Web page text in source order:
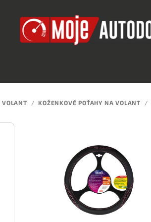
VOLANT / KOŽENKOVÉ POŤAHY NA VOLANT /